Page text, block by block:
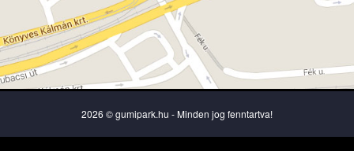
2026 © gumipark.hu - Minden jog fenntartva!